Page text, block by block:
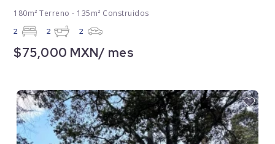
180m² Terreno - 135m² Construidos
2 2 2
$75,000 MXN/ mes